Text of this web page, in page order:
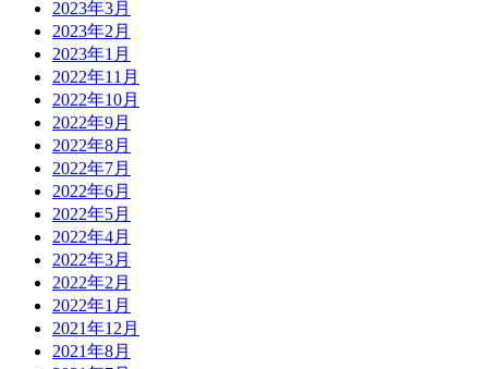
2023年3月
2023年2月
2023年1月
2022年11月
2022年10月
2022年9月
2022年8月
2022年7月
2022年6月
2022年5月
2022年4月
2022年3月
2022年2月
2022年1月
2021年12月
2021年8月